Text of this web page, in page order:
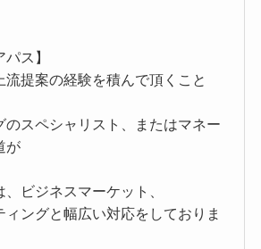
ス】
流提案の経験を積んで頂くこと
のスペシャリスト、またはマネー
が
ビジネスマーケット、
ィングと幅広い対応をしておりま